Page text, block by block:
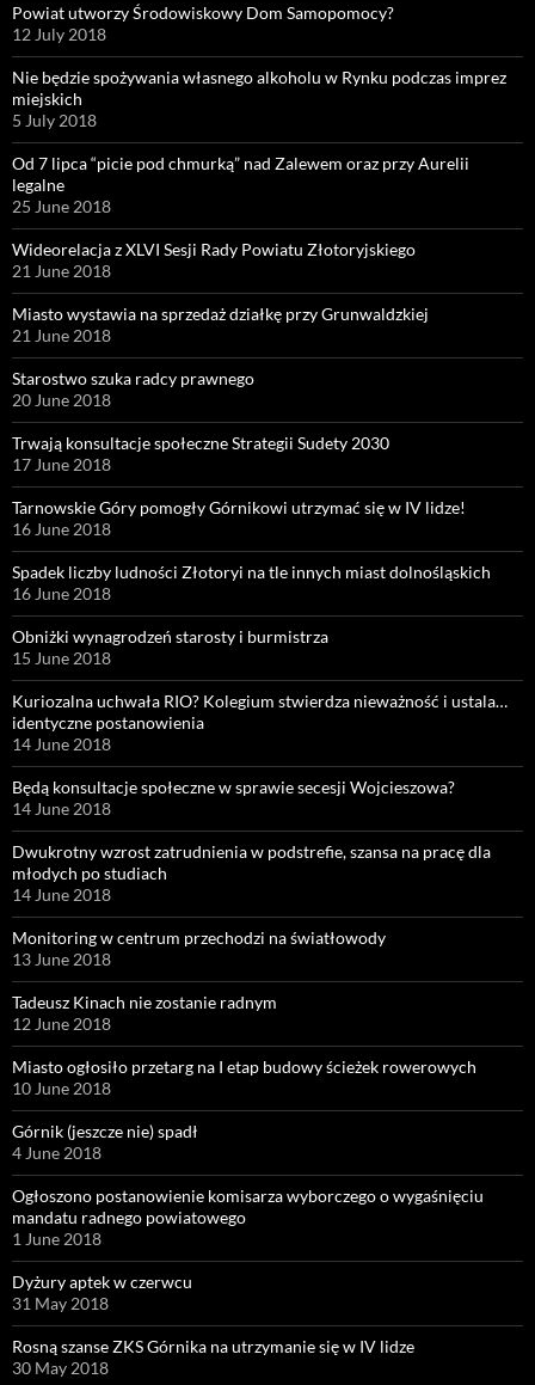
Powiat utworzy Środowiskowy Dom Samopomocy?
12 July 2018
Nie będzie spożywania własnego alkoholu w Rynku podczas imprez
miejskich
5 July 2018
Od 7 lipca “picie pod chmurką” nad Zalewem oraz przy Aurelii
legalne
25 June 2018
Wideorelacja z XLVI Sesji Rady Powiatu Złotoryjskiego
21 June 2018
Miasto wystawia na sprzedaż działkę przy Grunwaldzkiej
21 June 2018
Starostwo szuka radcy prawnego
20 June 2018
Trwają konsultacje społeczne Strategii Sudety 2030
17 June 2018
Tarnowskie Góry pomogły Górnikowi utrzymać się w IV lidze!
16 June 2018
Spadek liczby ludności Złotoryi na tle innych miast dolnośląskich
16 June 2018
Obniżki wynagrodzeń starosty i burmistrza
15 June 2018
Kuriozalna uchwała RIO? Kolegium stwierdza nieważność i ustala…
identyczne postanowienia
14 June 2018
Będą konsultacje społeczne w sprawie secesji Wojcieszowa?
14 June 2018
Dwukrotny wzrost zatrudnienia w podstrefie, szansa na pracę dla
młodych po studiach
14 June 2018
Monitoring w centrum przechodzi na światłowody
13 June 2018
Tadeusz Kinach nie zostanie radnym
12 June 2018
Miasto ogłosiło przetarg na I etap budowy ścieżek rowerowych
10 June 2018
Górnik (jeszcze nie) spadł
4 June 2018
Ogłoszono postanowienie komisarza wyborczego o wygaśnięciu
mandatu radnego powiatowego
1 June 2018
Dyżury aptek w czerwcu
31 May 2018
Rosną szanse ZKS Górnika na utrzymanie się w IV lidze
30 May 2018